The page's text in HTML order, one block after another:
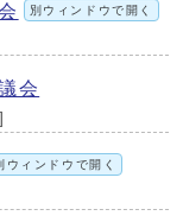
別ウィンドウで開く
会
ウィンドウで開く